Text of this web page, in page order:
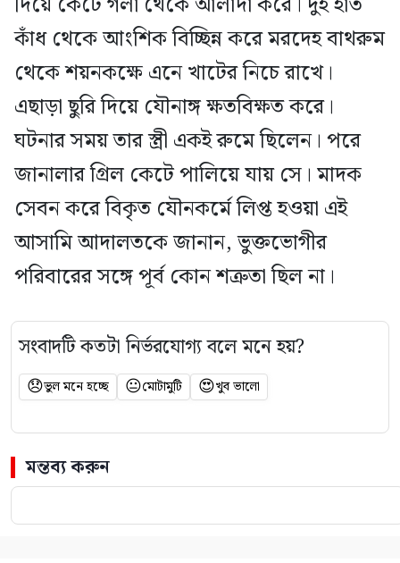
কাঁধ থেকে আংশিক বিচ্ছিন্ন করে মরদেহ বাথরুম
থেকে শয়নকক্ষে এনে খাটের নিচে রাখে।
এছাড়া ছুরি দিয়ে যৌনাঙ্গ ক্ষতবিক্ষত করে।
ঘটনার সময় তার স্ত্রী একই রুমে ছিলেন। পরে
জানালার গ্রিল কেটে পালিয়ে যায় সে। মাদক
সেবন করে বিকৃত যৌনকর্মে লিপ্ত হওয়া এই
আসামি আদালতকে জানান, ভুক্তভোগীর
পরিবারের সঙ্গে পূর্ব কোন শত্রুতা ছিল না।
সংবাদটি কতটা নির্ভরযোগ্য বলে মনে হয়?
😞ভুল মনে হচ্ছে 😐মোটামুটি 😍খুব ভালো
মন্তব্য করুন